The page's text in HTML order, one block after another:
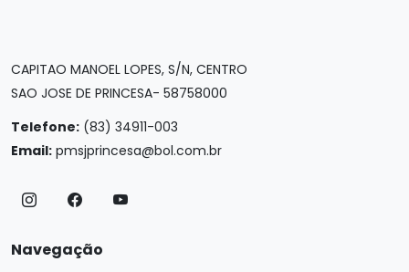
CAPITAO MANOEL LOPES, S/N, CENTRO
SAO JOSE DE PRINCESA- 58758000
Telefone: (83) 34911-003
Email: pmsjprincesa@bol.com.br
Navegação